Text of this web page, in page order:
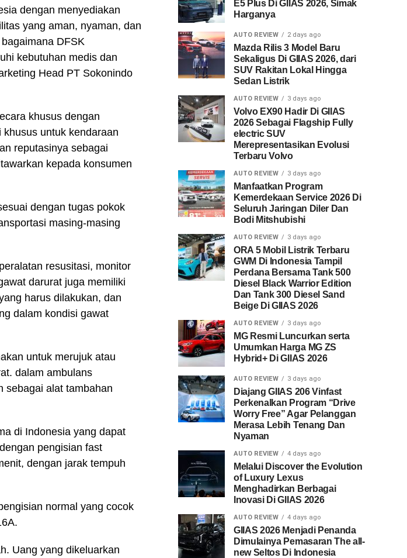
dengan menyediakan
yang aman, nyaman, dan
DFSK
kebutuhan medis dan
Head PT Sokonindo
khusus dengan
untuk kendaraan
reputasinya sebagai
kepada konsumen
dengan tugas pokok
masing-masing
resusitasi, monitor
darurat juga memiliki
harus dilakukan, dan
dalam kondisi gawat
untuk merujuk atau
dalam ambulans
sebagai alat tambahan
di Indonesia yang dapat
pengisian fast
dengan jarak tempuh
normal yang cocok
Uang yang dikeluarkan
E5 Plus Di GIIAS 2026, Simak
Harganya
AUTO REVIEW 2 days ago
Mazda Rilis 3 Model Baru
Sekaligus Di GIIAS 2026, dari
SUV Rakitan Lokal Hingga
Sedan Listrik
AUTO REVIEW 3 days ago
Volvo EX90 Hadir Di GIIAS
2026 Sebagai Flagship Fully
electric SUV
Merepresentasikan Evolusi
Terbaru Volvo
AUTO REVIEW 3 days ago
Manfaatkan Program
Kemerdekaan Service 2026 Di
Seluruh Jaringan Diler Dan
Bodi Mitshubishi
AUTO REVIEW 3 days ago
ORA 5 Mobil Listrik Terbaru
GWM Di Indonesia Tampil
Perdana Bersama Tank 500
Diesel Black Warrior Edition
Dan Tank 300 Diesel Sand
Beige Di GIIAS 2026
AUTO REVIEW 3 days ago
MG Resmi Luncurkan serta
Umumkan Harga MG ZS
Hybrid+ Di GIIAS 2026
AUTO REVIEW 3 days ago
Diajang GIIAS 206 Vinfast
Perkenalkan Program “Drive
Worry Free” Agar Pelanggan
Merasa Lebih Tenang Dan
Nyaman
AUTO REVIEW 4 days ago
Melalui Discover the Evolution
of Luxury Lexus
Menghadirkan Berbagai
Inovasi Di GIIAS 2026
AUTO REVIEW 4 days ago
GIIAS 2026 Menjadi Penanda
Dimulainya Pemasaran The all-
new Seltos Di Indonesia